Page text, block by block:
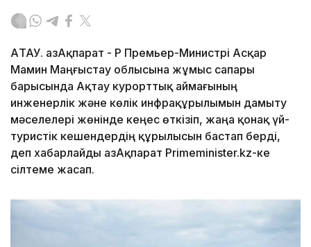
АҚТАУ. ҚазАқпарат - ҚР Премьер-Министрі Асқар
Мамин Маңғыстау облысына жұмыс сапары
барысында Ақтау курорттық аймағының
инженерлік және көлік инфрақұрылымын дамыту
мәселелері жөнінде кеңес өткізіп, жаңа қонақ үй-
туристік кешендердің құрылысын бастап берді,
деп хабарлайды ҚазАқпарат Primeminister.kz-ке
сілтеме жасап.